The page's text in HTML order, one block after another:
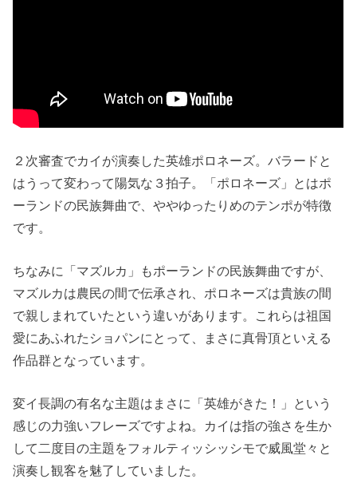
２次審査でカイが演奏した英雄ポロネーズ。バラードと
はうって変わって陽気な３拍子。「ポロネーズ」とはポ
ーランドの民族舞曲で、ややゆったりめのテンポが特徴
です。
ちなみに「マズルカ」もポーランドの民族舞曲ですが、
マズルカは農民の間で伝承され、ポロネーズは貴族の間
で親しまれていたという違いがあります。これらは祖国
愛にあふれたショパンにとって、まさに真骨頂といえる
作品群となっています。
変イ長調の有名な主題はまさに「英雄がきた！」という
感じの力強いフレーズですよね。カイは指の強さを生か
して二度目の主題をフォルティッシッシモで威風堂々と
演奏し観客を魅了していました。